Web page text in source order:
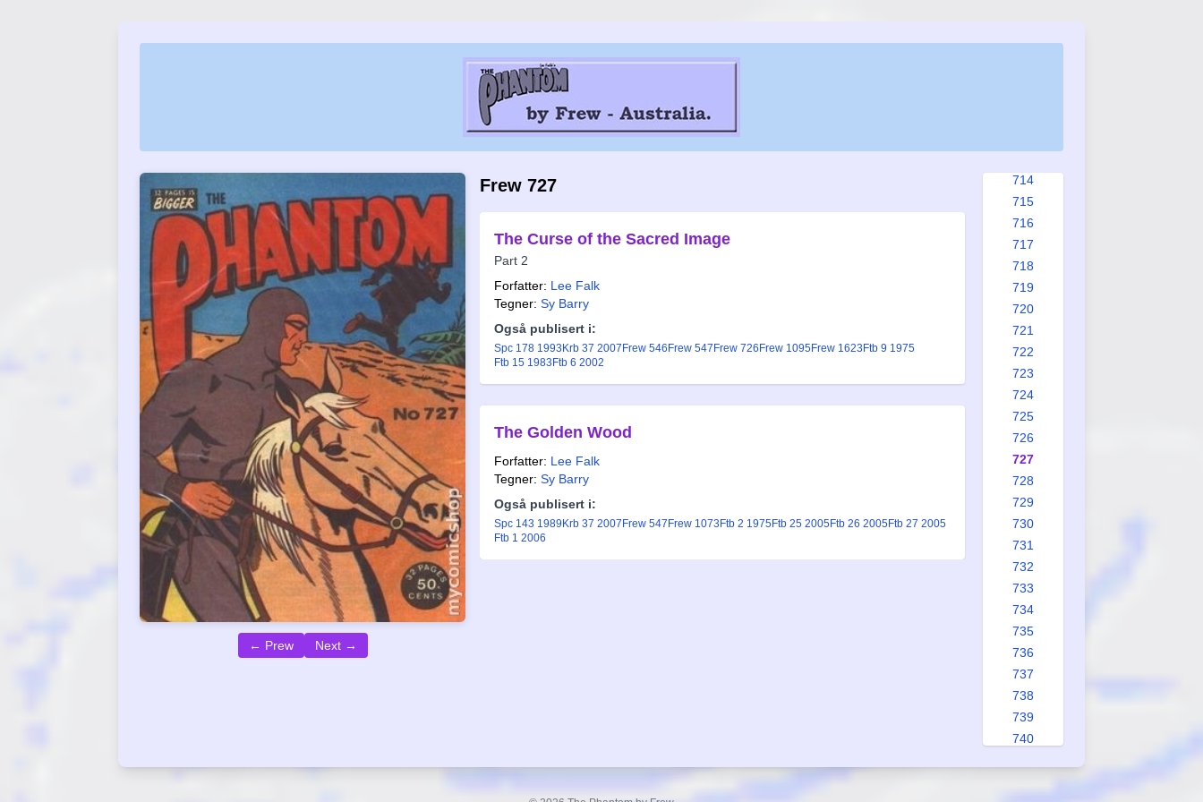
← Prew Next →
Frew 727
The Curse of the Sacred Image
Part 2
Forfatter: Lee Falk
Tegner: Sy Barry
Også publisert i:
Spc 178 1993 Krb 37 2007 Frew 546 Frew 547 Frew 726 Frew 1095Frew 1623 Ftb 9 1975
Ftb 15 1983 Ftb 6 2002
The Golden Wood
Forfatter: Lee Falk
Tegner: Sy Barry
Også publisert i:
Spc 143 1989 Krb 37 2007 Frew 547 Frew 1073 Ftb 2 1975Ftb 25 2005Ftb 26 2005Ftb 27 2005
Ftb 1 2006
714
715
716
717
718
719
720
721
722
723
724
725
726
727
728
729
730
731
732
733
734
735
736
737
738
739
740